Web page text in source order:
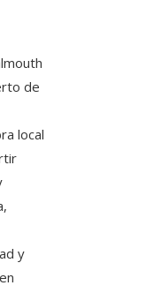
de
local
y